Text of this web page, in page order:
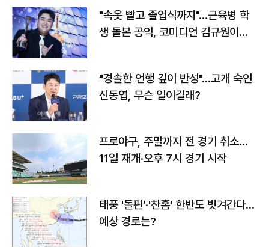
"속옷 빨고 졸업식까지"…근육병 학
생 돌본 공익, 코미디언 김규원이었
"경솔한 언행 깊이 반성"…고개 숙인
신동엽, 무슨 일이길래?
프로야구, 주말까지 전 경기 취소…
11일 재개·오후 7시 경기 시작
태풍 '돌핀'·'찬홈' 한반도 빗겨간다…
예상 경로는?